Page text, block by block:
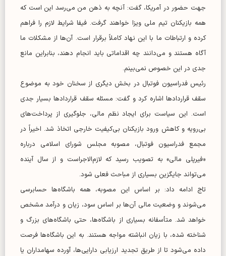
جهت حضور در آمریکا، گفت: آنچه به ذهن من می‌رسد این است که
همه بازیکنان تیم ملی ویزا خواهند گرفت. فیفا شرایط لازم را فراهم
کرده و ارتباطات ما با این نهاد کاملاً برقرار است. آن‌ها از مشکلات ما
آگاه هستند و می‌دانند چه اقداماتی باید انجام دهند، بنابراین مانع
جدی در این خصوص نمی‌بینم.
رئیس فدراسیون فوتبال در بخش دیگری از سخنان خود به موضوع
سقف قراردادها اشاره کرد و گفت: مسئله سقف قراردادها بسیار جدی
است. این سیاست برای ایجاد نظم مالی، جلوگیری از پرداخت‌های
بی‌رویه و کاهش ورود بازیکنان بی‌کیفیت خارجی اتخاذ شد. اخیراً در
مجمع فدراسیون فوتبال، مصوبه مجلس شورای اسلامی درباره
«فیرپلی مالی» به تصویب رسید که لازم‌الاجراست و از سال آینده
می‌تواند جایگزین بسیاری از مباحث فعلی شود.
تاج ادامه داد: بر اساس این مصوبه، همه باشگاه‌ها حسابرسی
می‌شوند و وضعیت مالی آن‌ها بر اساس سود، زیان و درآمد مشخص
خواهد شد. متأسفانه بسیاری از باشگاه‌ها، حتی باشگاه‌های بزرگ و
شناخته‌ شده، با زیان انباشته مواجه هستند. به این باشگاه‌ها فرصت
داده می‌شود تا از طریق تجدید ارزیابی دارایی‌ها، آورده سهامداران یا